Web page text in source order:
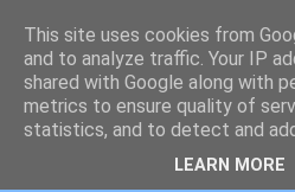
JEMELIK
úterý 21. dubna 2015
PĚT BÁJEČNÝCH
This site uses cookies from
and to analyze traffic. Your IP
shared with Google along with
metrics to ensure quality of
statistics, and to detect and
LEARN MORE